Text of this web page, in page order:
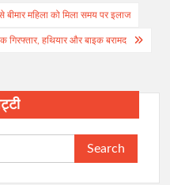
महिला को मिला समय पर इलाज
गिरफ्तार, हथियार और बाइक बरामद
Search
for: